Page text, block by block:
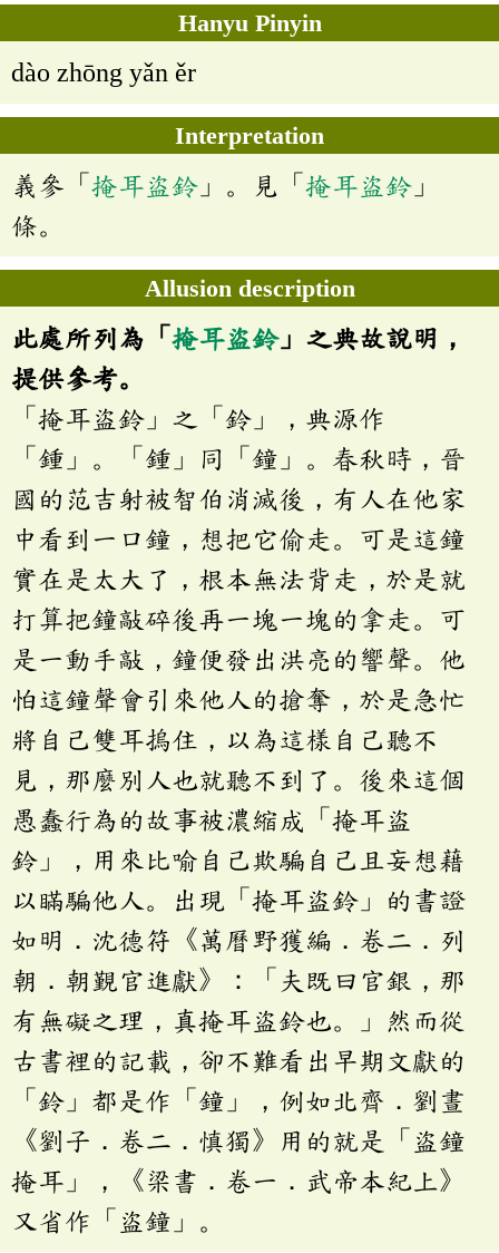
Hanyu Pinyin
dào zhōng yǎn ěr
Interpretation
義參「 掩耳盜鈴 」。見「 掩耳盜鈴 」
條。
Allusion description
此處所列為「 掩耳盜鈴」之典故說明，
提供參考。
「掩耳盜鈴」之「鈴」，典源作
「鍾」。「鍾」同「鐘」。春秋時，晉
國的范吉射被智伯消滅後，有人在他家
中看到一口鐘，想把它偷走。可是這鐘
實在是太大了，根本無法背走，於是就
打算把鐘敲碎後再一塊一塊的拿走。可
是一動手敲，鐘便發出洪亮的響聲。他
怕這鐘聲會引來他人的搶奪，於是急忙
將自己雙耳摀住，以為這樣自己聽不
見，那麼別人也就聽不到了。後來這個
愚蠢行為的故事被濃縮成「掩耳盜
鈴」，用來比喻自己欺騙自己且妄想藉
以瞞騙他人。出現「掩耳盜鈴」的書證
如明．沈德符《萬曆野獲編．卷二．列
朝．朝覲官進獻》：「夫既曰官銀，那
有無礙之理，真掩耳盜鈴也。」然而從
古書裡的記載，卻不難看出早期文獻的
「鈴」都是作「鐘」，例如北齊．劉晝
《劉子．卷二．慎獨》用的就是「盜鐘
掩耳」，《梁書．卷一．武帝本紀上》
又省作「盜鐘」。